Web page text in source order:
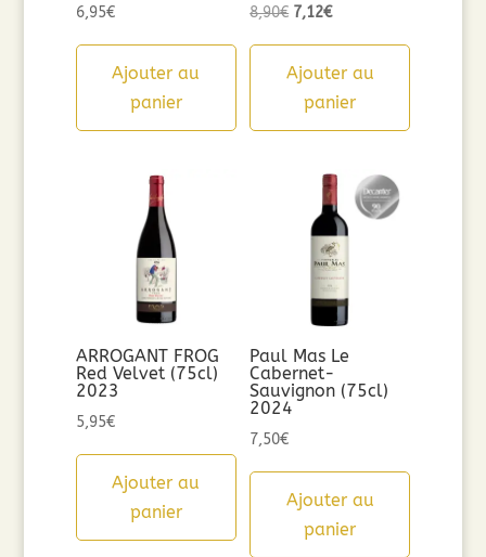
6,95€
Ajouter au
panier
8,90€ Le
initial
était :
7,12€Le
actuel
est :
Ajouter au
panier
ARROGANT FROG
Red Velvet (75cl)
2023
5,95€
Ajouter au
panier
Paul Mas Le
Cabernet-
Sauvignon (75cl)
2024
7,50€
Ajouter au
panier